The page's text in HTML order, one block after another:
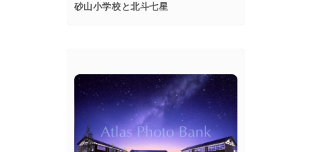
砂山小学校と北斗七星
popup Details